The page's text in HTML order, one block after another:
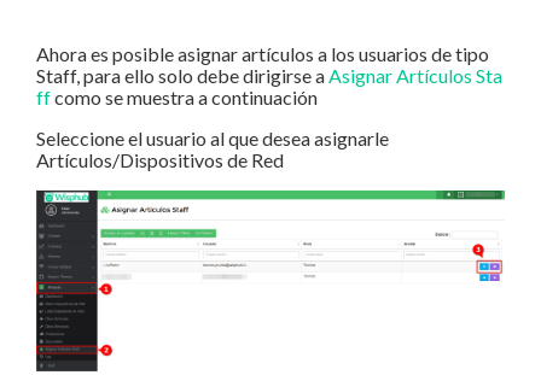
Ahora es posible asignar artículos a los usuarios de tipo
Staff, para ello solo debe dirigirse aAsignar Artículos Sta
ffcomo se muestra a continuación
Seleccione el usuario al que desea asignarle
Artículos/Dispositivos de Red